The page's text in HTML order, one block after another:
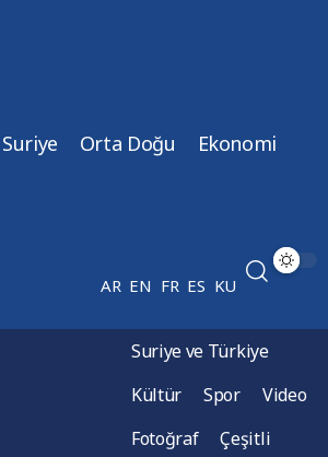
Suriye Orta Doğu Ekonomi
AR EN FR ES KU
Suriye ve Türkiye
Kültür
Spor
Video
Fotoğraf
Çeşitli